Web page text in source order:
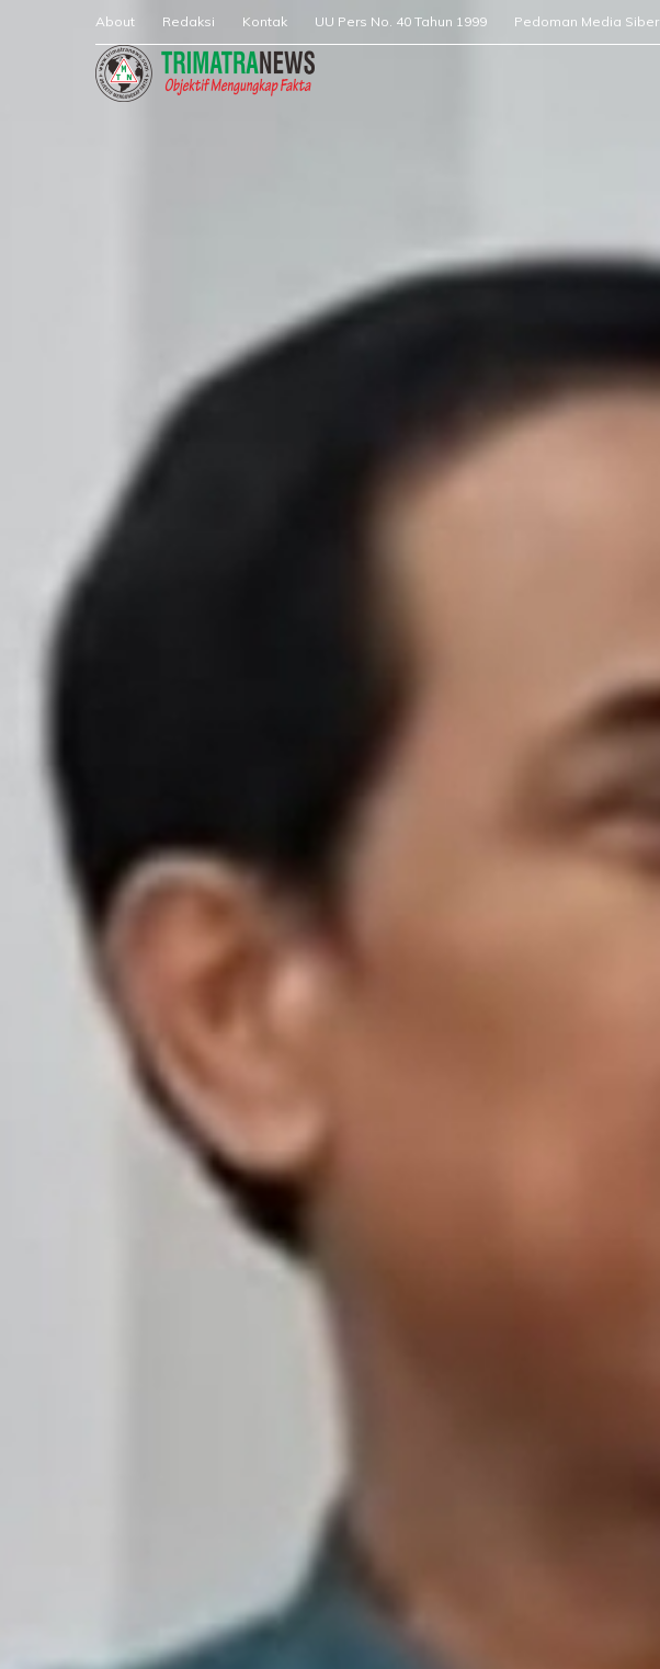
About Redaksi Kontak UU Pers No. 40 Tahun 1999 Pedoman Media Siber